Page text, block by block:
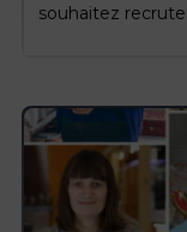
souhaitez